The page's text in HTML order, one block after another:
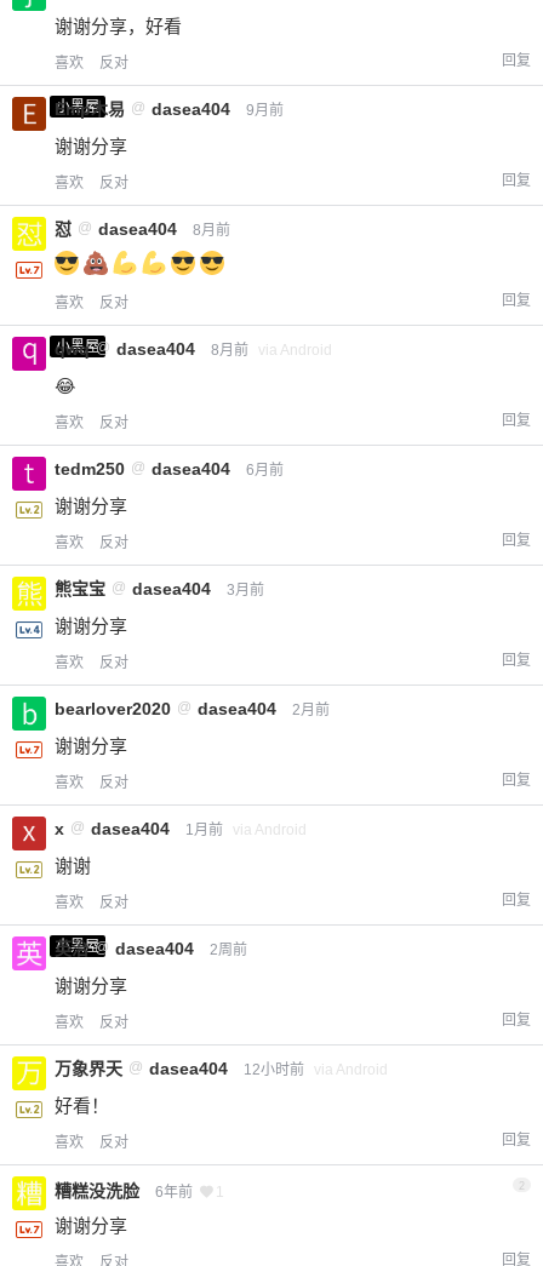
谢谢分享，好看
喜欢 反对 回复
小黑屋
Emp木易 @ dasea404 9月前
谢谢分享
喜欢 反对 回复
怼 @ dasea404 8月前
喜欢 反对 回复
小黑屋
qwq @ dasea404 8月前 via Android
😂
喜欢 反对 回复
tedm250 @ dasea404 6月前
谢谢分享
喜欢 反对 回复
熊宝宝 @ dasea404 3月前
谢谢分享
喜欢 反对 回复
bearlover2020 @ dasea404 2月前
谢谢分享
喜欢 反对 回复
x @ dasea404 1月前 via Android
谢谢
喜欢 反对 回复
小黑屋
英治 @ dasea404 2周前
谢谢分享
喜欢 反对 回复
万象界天 @ dasea404 12小时前 via Android
好看！
喜欢 反对 回复
糟糕没洗脸 6年前 1 2
谢谢分享
喜欢 反对 回复